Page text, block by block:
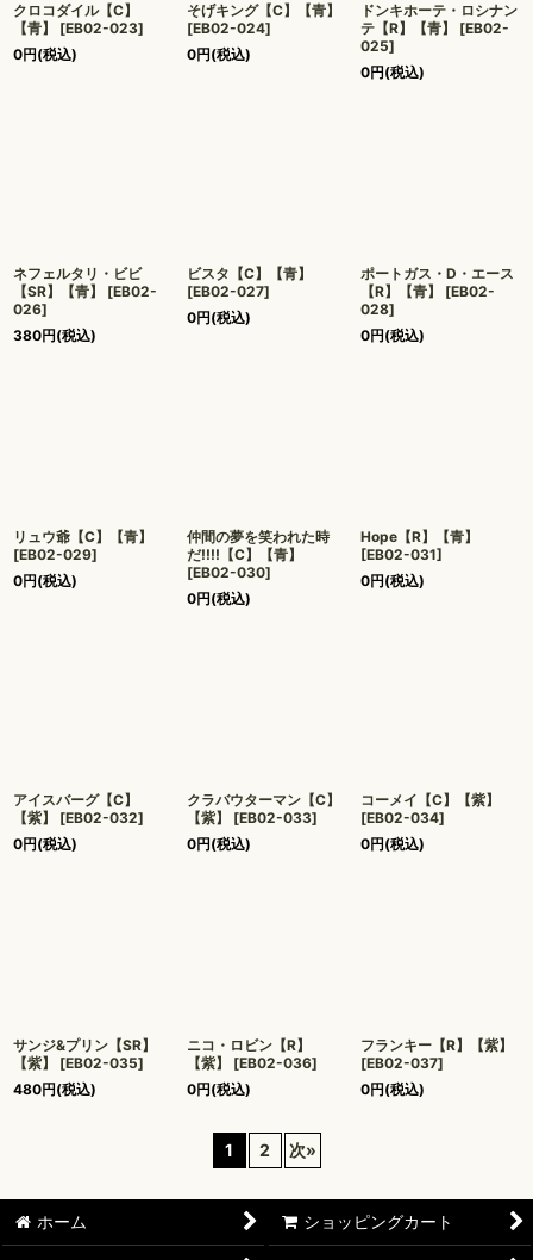
クロコダイル【C】
【青】
[EB02-023]
0円(税込)
そげキング【C】【青】
[EB02-024]
0円(税込)
ドンキホーテ・ロシナン
テ【R】【青】
[EB02-
025]
0円(税込)
ネフェルタリ・ビビ
【SR】【青】
[EB02-
026]
380円(税込)
ビスタ【C】【青】
[EB02-027]
0円(税込)
ポートガス・D・エース
【R】【青】
[EB02-
028]
0円(税込)
リュウ爺【C】【青】
[EB02-029]
0円(税込)
仲間の夢を笑われた時
だ!!!!【C】【青】
[EB02-030]
0円(税込)
Hope【R】【青】
[EB02-031]
0円(税込)
アイスバーグ【C】
【紫】
[EB02-032]
0円(税込)
クラバウターマン【C】
【紫】
[EB02-033]
0円(税込)
コーメイ【C】【紫】
[EB02-034]
0円(税込)
サンジ&プリン【SR】
【紫】
[EB02-035]
480円(税込)
ニコ・ロビン【R】
【紫】
[EB02-036]
0円(税込)
フランキー【R】【紫】
[EB02-037]
0円(税込)
1 2 次»
ホーム ショッピングカート